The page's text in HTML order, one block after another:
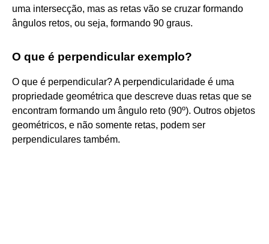
uma intersecção, mas as retas vão se cruzar formando
ângulos retos, ou seja, formando 90 graus.
O que é perpendicular exemplo?
O que é perpendicular? A perpendicularidade é uma
propriedade geométrica que descreve duas retas que se
encontram formando um ângulo reto (90º). Outros objetos
geométricos, e não somente retas, podem ser
perpendiculares também.